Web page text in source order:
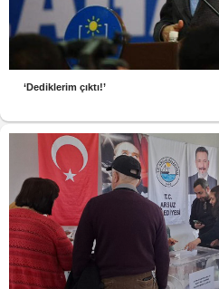
‘Dediklerim çıktı!’